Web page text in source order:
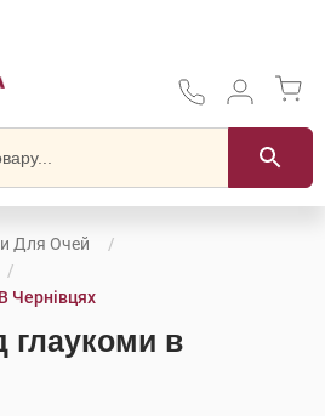
Для Очей
Чернівцях
глаукоми в